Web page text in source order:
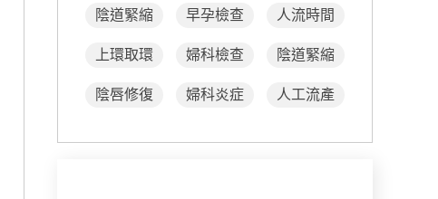
陰道緊縮 早孕檢查 人流時間
上環取環 婦科檢查 陰道緊縮
陰唇修復 婦科炎症 人工流產